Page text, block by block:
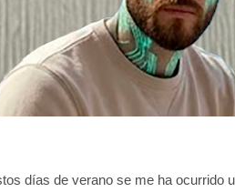
días de verano se me ha ocurrido